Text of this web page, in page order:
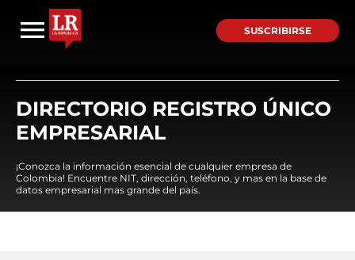
SUSCRIBIRSE
DIRECTORIO REGISTRO ÚNICO
EMPRESARIAL
¡Conozca la información esencial de cualquier empresa de
Colombia! Encuentre NIT, dirección, teléfono, y mas en la base de
datos empresarial mas grande del país.